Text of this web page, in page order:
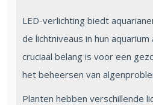
LED-verlichting biedt
de lichtniveaus in hun
cruciaal belang is voor een
het beheersen van
Planten hebben verschillende